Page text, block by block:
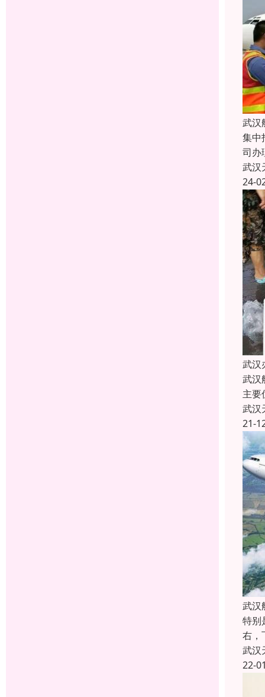
武汉
集中
司办
武汉
24-
武汉
武汉
主
武汉
21-
武汉
特别
右，
武汉
22-